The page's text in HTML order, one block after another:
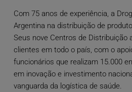
Com 75 anos de experiência, a
Argentina na distribuição de
Seus nove Centros de Distribuição
clientes em todo o país, com o
funcionários que realizam 15.000
em inovação e investimento
vanguarda da logística de saúde.